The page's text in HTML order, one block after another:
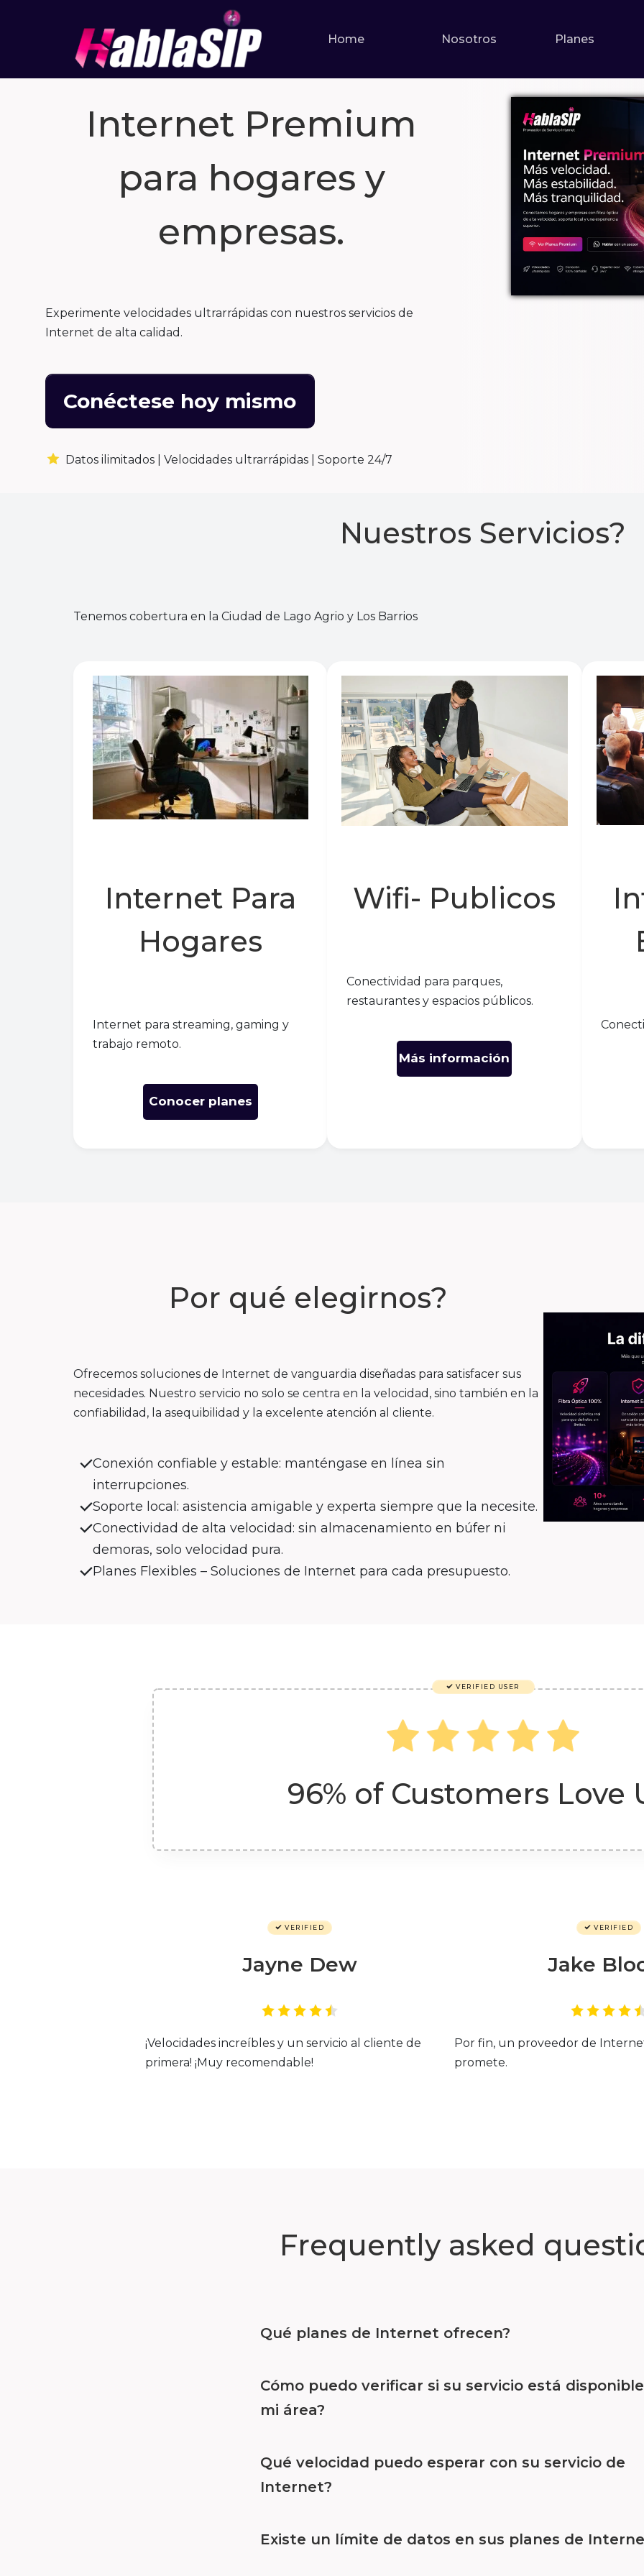
Home Nosotros Planes
Internet Premium
para hogares y
empresas.
Experimente velocidades ultrarrápidas con nuestros servicios de
Internet de alta calidad.
Conéctese hoy mismo
Datos ilimitados | Velocidades ultrarrápidas | Soporte 24/7
Nuestros Servicios?
Tenemos cobertura en la Ciudad de Lago Agrio y Los Barrios
Internet Para
Hogares
Internet para streaming, gaming y
trabajo remoto.
Conocer planes
Wifi- Publicos
Conectividad para parques,
restaurantes y espacios públicos.
Más información
Por qué elegirnos?
Ofrecemos soluciones de Internet de vanguardia diseñadas para satisfacer sus
necesidades. Nuestro servicio no solo se centra en la velocidad, sino también en la
confiabilidad, la asequibilidad y la excelente atención al cliente.
Conexión confiable y estable: manténgase en línea sin
interrupciones.
Soporte local: asistencia amigable y experta siempre que la necesite.
Conectividad de alta velocidad: sin almacenamiento en búfer ni
demoras, solo velocidad pura.
Planes Flexibles – Soluciones de Internet para cada presupuesto.
VERIFIED USER
96% of Customers Love
VERIFIED
Jayne Dew
¡Velocidades increíbles y un servicio al cliente de
primera! ¡Muy recomendable!
VERIFIED
Jake
Por fin, un proveedor de
promete.
Frequently asked
Qué planes de Internet ofrecen?
Cómo puedo verificar si su servicio está
mi área?
Qué velocidad puedo esperar con su servicio de
Internet?
Existe un límite de datos en sus planes de